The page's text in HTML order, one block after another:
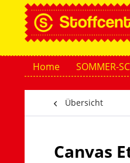
Home SOMMER-
Übersicht
Canvas